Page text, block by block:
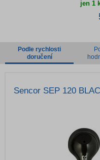
jen 1
Podle rychlosti
doručení
Sencor SEP 120